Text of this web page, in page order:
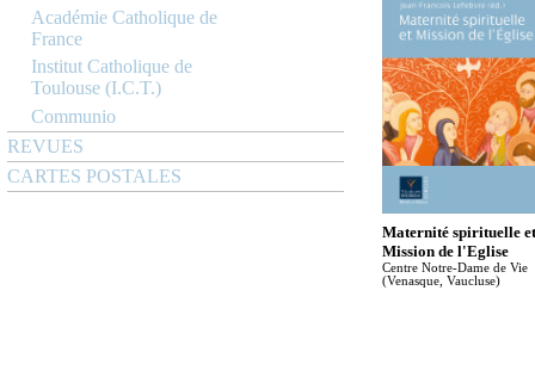
Académie Catholique de
France
Institut Catholique de
Toulouse (I.C.T.)
Communio
REVUES
CARTES POSTALES
Maternité spirituelle et
Mission de l'Eglise
Centre Notre-Dame de Vie
(Venasque, Vaucluse)